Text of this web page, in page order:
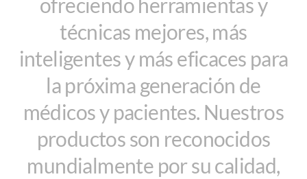
técnicas mejores, más
inteligentes y más eficaces para
la próxima generación de
médicos y pacientes. Nuestros
productos son reconocidos
mundialmente por su calidad,